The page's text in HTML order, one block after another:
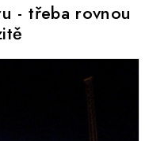
- třeba rovnou